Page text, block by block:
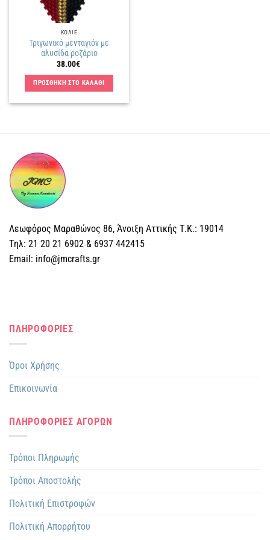
ΚΟΛΙΕ
Τριγωνικό μενταγιόν με
αλυσίδα ροζάριο
38.00€
ΠΡΟΣΘΗΚΗ ΣΤΟ ΚΑΛΑΘΙ
Λεωφόρος Μαραθώνος 86, Άνοιξη Αττικής Τ.Κ.: 19014
Tηλ: 21 20 21 6902 & 6937 442415
Email: info@jmcrafts.gr
ΠΛΗΡΟΦΟΡΙΕΣ
Όροι Χρήσης
Επικοινωνία
ΠΛΗΡΟΦΟΡΙΕΣ ΑΓΟΡΩΝ
Τρόποι Πληρωμής
Τρόποι Αποστολής
Πολιτική Επιστροφών
Πολιτική Απορρήτου